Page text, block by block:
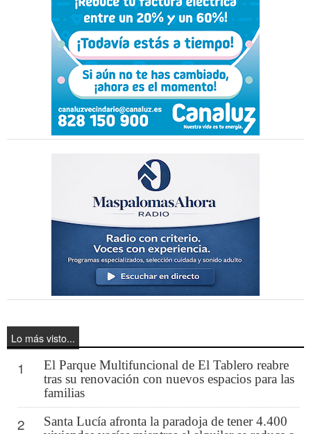
Lo más visto...
1
El Parque Multifuncional de El Tablero reabre
tras su renovación con nuevos espacios para las
familias
2
Santa Lucía afronta la paradoja de tener 4.400